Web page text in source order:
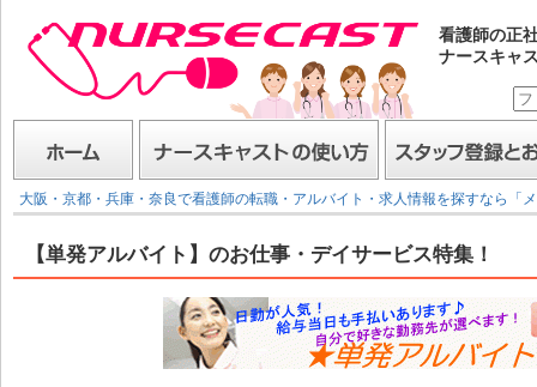
看護師の正
ナースキャ
ホーム ナースキャストの使い方 スタッフ登録とお仕事
大阪・京都・兵庫・奈良で看護師の転職・アルバイト・求人情報を探すなら「
【単発アルバイト】のお仕事・デイサービス特集！